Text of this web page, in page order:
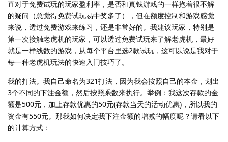
直对于免费试玩的玩家盈利率，是否和真钱游戏的一样抱着很不解
的疑问（总觉得免费试玩易中奖多了），但在额度控制和游戏感觉
来说，透过免费游戏来练习，还是非常好的。我建议玩家，特别是
第一次接触老虎机的玩家，可以透过免费试玩来了解老虎机，最好
就是一样线数的游戏，从每个平台里选2款试玩，这可以说是我对于
每一种老虎机玩法的快速入门技巧了。
我的打法。我自己命名为321打法，因为我会按照自己的本金，划出
3个不同的下注金额，然后按照乘数来执行。举例：我这次存款的金
额是500元，加上存款优惠的50元(存款当天的活动优惠)，所以我的
资金有550元。那我如何决定我下注金额的增减的幅度呢？请看以下
的计算方式：